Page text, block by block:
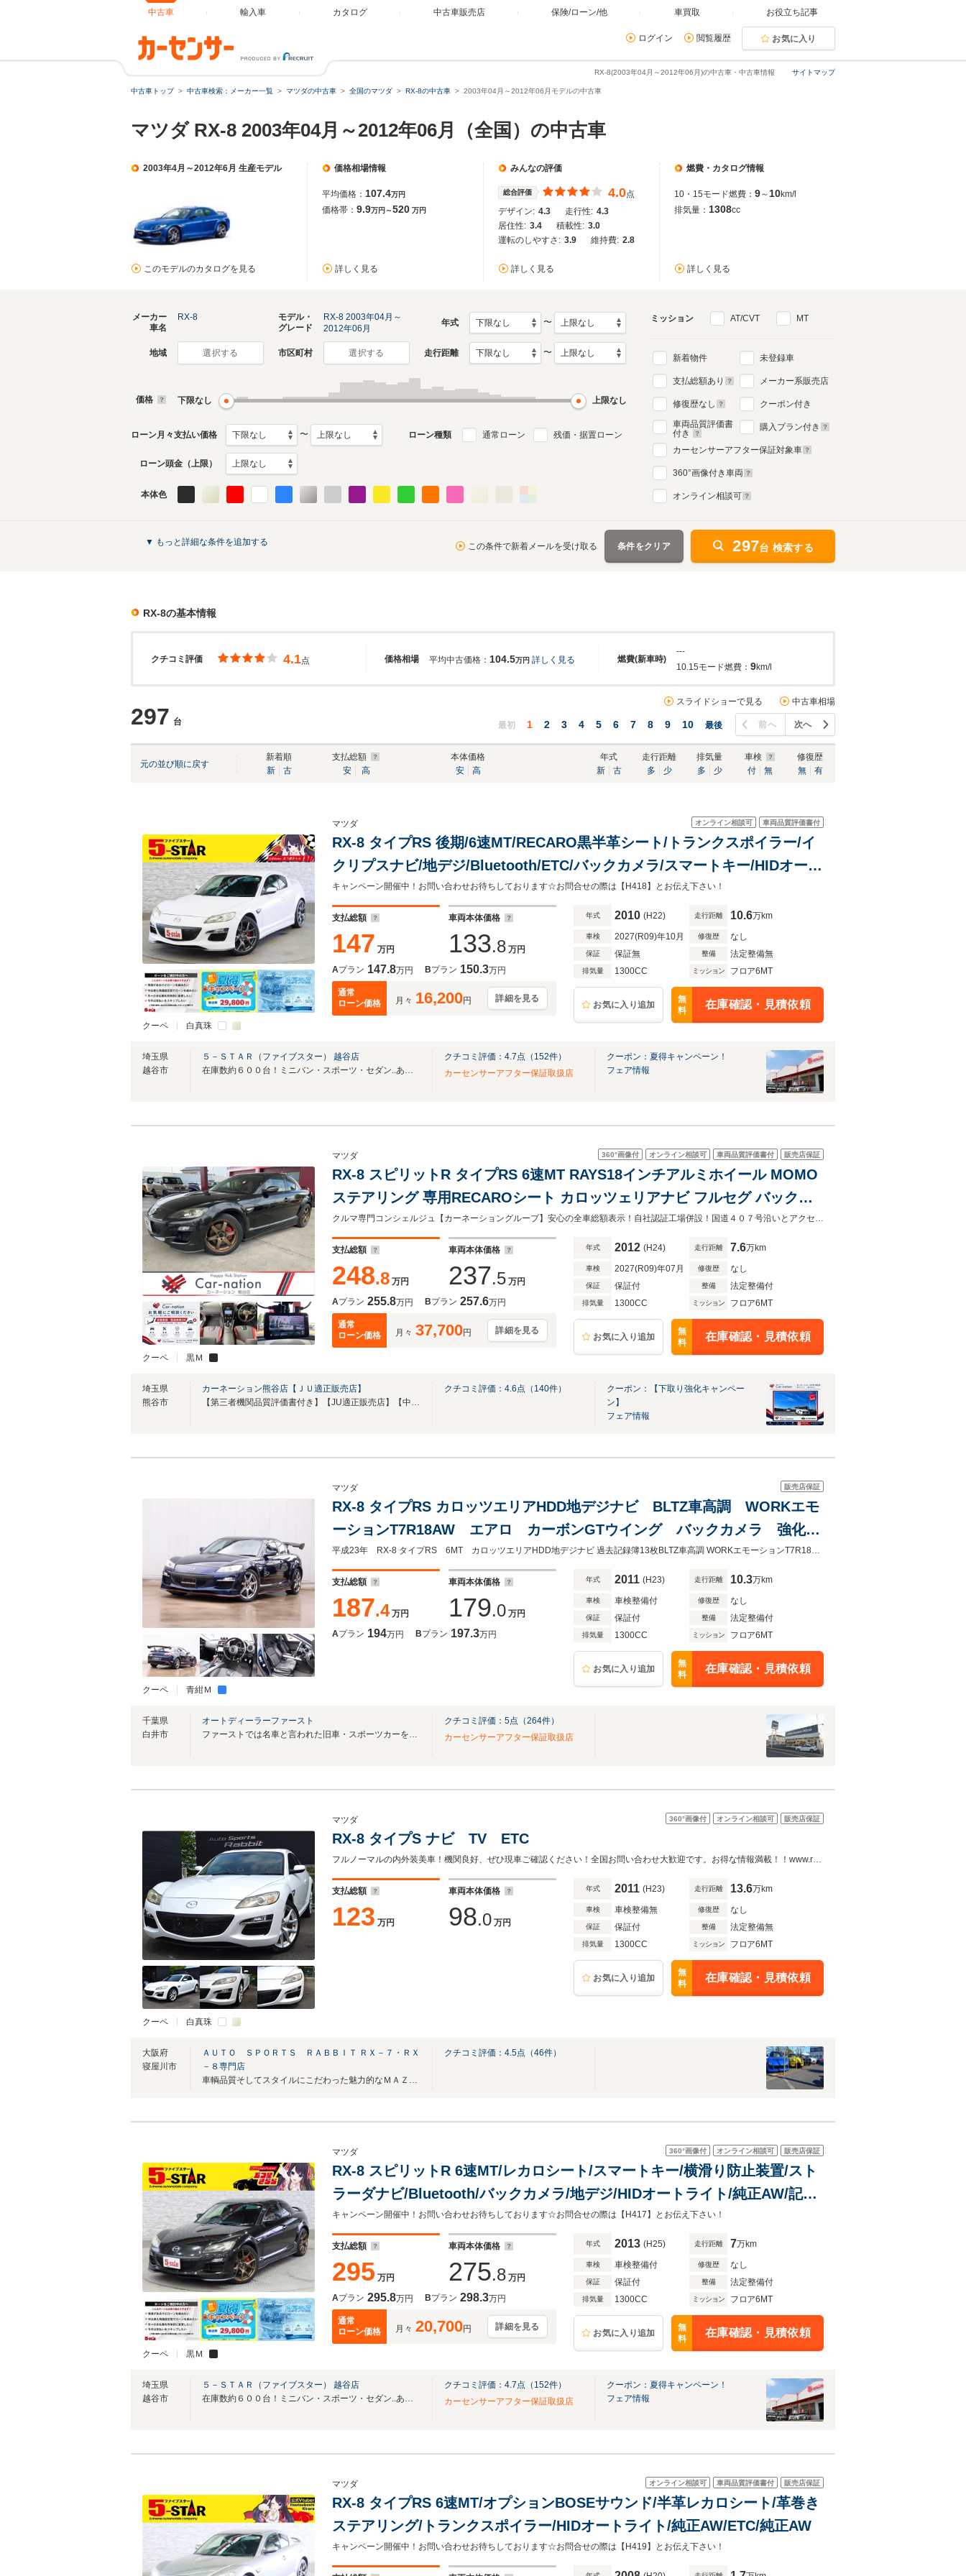
中古車 輸入車 カタログ 中古車販売店 保険/ローン/他 車買取 お役立ち記事
ログイン 閲覧履歴 お気に入り
サイトマップ
RX-8(2003年04月～2012年06月)の中古車・中古車情報
中古車トップ 中古車検索：メーカー一覧 マツダの中古車 全国のマツダ RX-8の中古車 2003年04月～2012年06月モデルの中古車
マツダ RX-8 2003年04月～2012年06月（全国）の中古車
2003年4月～2012年6月 生産モデル
このモデルのカタログを見る
価格相場情報
平均価格： 107.4万円
価格帯： 9.9万円～520 万円
詳しく見る
みんなの評価
総合評価 4.0点
デザイン: 4.3 走行性: 4.3
居住性: 3.4 積載性: 3.0
運転のしやすさ: 3.9 維持費: 2.8
詳しく見る
燃費・カタログ情報
10・15モード燃費： 9～ 10km/l
排気量： 1308cc
詳しく見る
メーカー
車名
RX-8
モデル・
グレード
RX-8 2003年04月～
2012年06月
年式 〜
地域 選択する 市区町村 選択する 走行距離 〜
価格 下限なし 上限なし
ローン月々支払い価格 〜 ローン種類 通常ローン 残価・据置ローン
ローン頭金（上限）
本体色
ミッション AT/CVT MT
新着物件
支払総額あり
修復歴なし
車両品質評価書
付き
未登録車
メーカー系販売店
クーポン付き
購入プラン付き
カーセンサーアフター保証対象車
360°画像付き車両
オンライン相談可
▼ もっと詳細な条件を追加する この条件で新着メールを受け取る 条件をクリア 297台 検索する
RX-8の基本情報
クチコミ評価 価格相場 燃費(新車時)
4.1点 平均中古価格： 104.5万円 詳しく見る
---
10.15モード燃費： 9km/l
297 台
スライドショーで見る 中古車相場
最初 1 2 3 4 5 6 7 8 9 10 最後 前へ 次へ
元の並び順に戻す
新着順
新
古
支払総額
安
高
本体価格
安
高
年式
新
古
走行距離
多
少
排気量
多
少
車検
付
無
修復歴
無
有
クーペ 白真珠
オンライン相談可 車両品質評価書付
マツダ
RX-8 タイプRS 後期/6速MT/RECARO黒半革シート/トランクスポイラー/イ
クリプスナビ/地デジ/Bluetooth/ETC/バックカメラ/スマートキー/HIDオート
ライト/純正AW
キャンペーン開催中！お問い合わせお待ちしております☆お問合せの際は【H418】とお伝え下さい！
支払総額
147 万円
車両本体価格
133.8 万円
Aプラン 147.8万円 Bプラン 150.3万円
通常
ローン価格
月々 16,200円 詳細を見る
年式 2010 (H22) 走行距離 10.6万km
車検 2027(R09)年10月 修復歴 なし
保証 保証無 整備 法定整備無
排気量 1300CC ミッション フロア6MT
お気に入り追加
無
料
在庫確認・見積依頼
埼玉県
越谷市
５－ＳＴＡＲ（ファイブスター） 越谷店
在庫数約６００台！ミニバン・スポーツ・セダン..あなたの「欲しい」が見つかります！
クチコミ評価： 4.7点（ 152件）
カーセンサーアフター保証取扱店
クーポン：夏得キャンペーン！
フェア情報
クーペ 黒Ｍ
360°画像付 オンライン相談可 車両品質評価書付 販売店保証
マツダ
RX-8 スピリットR タイプRS 6速MT RAYS18インチアルミホイール MOMO
ステアリング 専用RECAROシート カロッツェリアナビ フルセグ バックカ
メラ Bluetooth CD/DVD 前後ドラレコ HIDヘッドライト オートエアコン
ETC オートライト
クルマ専門コンシェルジュ【カーネーショングループ】安心の全車総額表示！自社認証工場併設！国道４０７号沿いとアクセスも良好◎
支払総額
248.8 万円
車両本体価格
237.5 万円
Aプラン 255.8万円 Bプラン 257.6万円
通常
ローン価格
月々 37,700円 詳細を見る
年式 2012 (H24) 走行距離 7.6万km
車検 2027(R09)年07月 修復歴 なし
保証 保証付 整備 法定整備付
排気量 1300CC ミッション フロア6MT
お気に入り追加
無
料
在庫確認・見積依頼
埼玉県
熊谷市
カーネーション熊谷店【ＪＵ適正販売店】
【第三者機関品質評価書付き】【JU適正販売店】【中古自動車販売士資格者常駐】
クチコミ評価： 4.6点（ 140件）
クーポン：【下取り強化キャンペー
ン】
フェア情報
クーペ 青紺Ｍ
販売店保証
マツダ
RX-8 タイプRS カロッツエリアHDD地デジナビ BLTZ車高調 WORKエモ
ーションT7R18AW エアロ カーボンGTウイング バックカメラ 強化ク
ラッチ Rマジックマフラー 軽量フライホイール RECAROシート カー
ドキー 記録簿13枚
平成23年 RX-8 タイプRS 6MT カロッツエリアHDD地デジナビ 過去記録簿13枚BLTZ車高調 WORKエモーションT7R18AW バックカメラ ETC 強化クラッチ RECAROシート Defiメーター HID
支払総額
187.4 万円
車両本体価格
179.0 万円
Aプラン 194万円 Bプラン 197.3万円
年式 2011 (H23) 走行距離 10.3万km
車検 車検整備付 修復歴 なし
保証 保証付 整備 法定整備付
排気量 1300CC ミッション フロア6MT
お気に入り追加
無
料
在庫確認・見積依頼
千葉県
白井市
オートディーラーファースト
ファーストでは名車と言われた旧車・スポーツカーを全国に数多く販売致しております
クチコミ評価： 5点（264件）
カーセンサーアフター保証取扱店
クーペ 白真珠
360°画像付 オンライン相談可 販売店保証
マツダ
RX-8 タイプS ナビ TV ETC
フルノーマルの内外装美車！機関良好、ぜひ現車ご確認ください！全国お問い合わせ大歓迎です。お得な情報満載！！www.rabbit.ne.jp ＲＸ－７／ＲＸ－８専門ディーラー
支払総額
123 万円
車両本体価格
98.0 万円
年式 2011 (H23) 走行距離 13.6万km
車検 車検整備無 修復歴 なし
保証 保証付 整備 法定整備無
排気量 1300CC ミッション フロア6MT
お気に入り追加
無
料
在庫確認・見積依頼
大阪府
寝屋川市
ＡＵＴＯ ＳＰＯＲＴＳ ＲＡＢＢＩＴ ＲＸ－７・ＲＸ
－８専門店
車輌品質そしてスタイルにこだわった魅力的なＭＡＺＤＡロータリースポーツをあなたへ
クチコミ評価： 4.5点（46件）
クーペ 黒Ｍ
360°画像付 オンライン相談可 販売店保証
マツダ
RX-8 スピリットR 6速MT/レカロシート/スマートキー/横滑り防止装置/スト
ラーダナビ/Bluetooth/バックカメラ/地デジ/HIDオートライト/純正AW/記録
簿付
キャンペーン開催中！お問い合わせお待ちしております☆お問合せの際は【H417】とお伝え下さい！
支払総額
295 万円
車両本体価格
275.8 万円
Aプラン 295.8万円 Bプラン 298.3万円
通常
ローン価格
月々 20,700円 詳細を見る
年式 2013 (H25) 走行距離 7万km
車検 車検整備付 修復歴 なし
保証 保証付 整備 法定整備付
排気量 1300CC ミッション フロア6MT
お気に入り追加
無
料
在庫確認・見積依頼
埼玉県
越谷市
５－ＳＴＡＲ（ファイブスター） 越谷店
在庫数約６００台！ミニバン・スポーツ・セダン..あなたの「欲しい」が見つかります！
クチコミ評価： 4.7点（ 152件）
カーセンサーアフター保証取扱店
クーポン：夏得キャンペーン！
フェア情報
オンライン相談可 車両品質評価書付 販売店保証
マツダ
RX-8 タイプRS 6速MT/オプションBOSEサウンド/半革レカロシート/革巻き
ステアリング/トランクスポイラー/HIDオートライト/純正AW/ETC/純正AW
キャンペーン開催中！お問い合わせお待ちしております☆お問合せの際は【H419】とお伝え下さい！